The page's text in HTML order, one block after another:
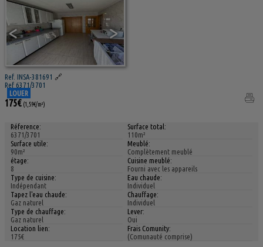
< >
Ref. INSA-381691 🔗
Ref 6371/3701
LOUER
175€ (1,59€/m²)
Réference:
6371/3701
Surface total:
110m²
Surface utile:
90m²
Meublé:
Complètement meublé
étage:
8
Cuisine meublé:
Fourni avec les appareils
Type de cuisine:
Indépendant
Eau chaude:
Individuel
Tapez l'eau chaude:
Gaz naturel
Chauffage:
Individuel
Type de chauffage:
Gaz naturel
Lever:
Oui
Location lien:
175€
Frais Comunity:
(Comunauté comprise)